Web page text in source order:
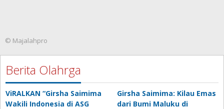
© Majalahpro
Berita Olahrga
ViRALKAN “Girsha Saimima
Wakili Indonesia di ASG
Girsha Saimima: Kilau Emas
dari Bumi Maluku di